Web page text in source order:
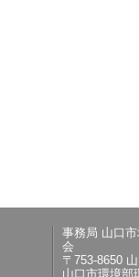
事務局 山口
会
〒753-8650
山口市環境部